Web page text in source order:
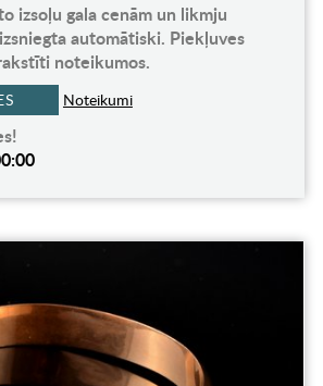
izsoļu gala cenām un likmju
automātiski. Piekļuves
noteikumos.
Noteikumi